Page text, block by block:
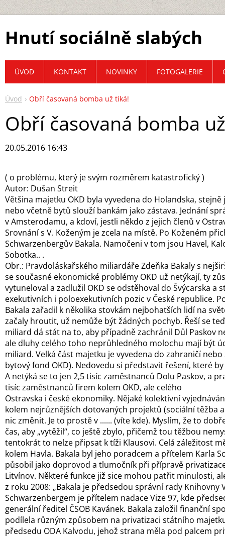
Hnutí sociálně slabých
Úvod Obří časovaná bomba už tiká!
Obří časovaná bomba
20.05.2016 16:43
( o problému, který je svým rozměrem katastrofický )
Autor: Dušan Streit
Většina majetku OKD byla vyvedena do Holandska,
nebo včetně bytů slouží bankám jako zástava. Jednání
v Amsterodamu, a kdoví, jestli někdo z jejich členů v
Srovnání s V. Koženým je zcela na místě. Po Koženém
Schwarzenbergův Bakala. Namočeni v tom jsou Havel,
Sobotka.. .
Obr.: Pravdoláskařského miliardáře Zdeňka Bakaly s
se současné ekonomické problémy OKD už netýkají, ty
vytuneloval a zadlužil OKD se odstěhoval do Švýcarska a
exekutivních i poloexekutivních pozic v České republice.
Bakala zařadil k několika stovkám nejbohatších lidí na
začaly hroutit, už nemůže být žádných pochyb. Řeší se
miliard dá stát na to, aby případně zachránil Důl Paskov
ale dluhy celého toho neprůhledného molochu mají být
miliard. Velká část majetku je vyvedena do zahraničí
bytový fond OKD). Nedovedu si představit řešení, které
A netýká se to jen 2,5 tisíc zaměstnanců Dolu Paskov, a
tisíc zaměstnanců firem kolem OKD, ale celého
Ostravska i české ekonomiky. Nějaké kolektivní
kolem nejrůznějších dotovaných projektů (sociální těžba
nic změnit. Je to prostě v ...... (víte kde). Myslím, že to
čas, aby „vytěžil“, co ještě zbylo, přičemž tou těžbou
tentokrát to nelze připsat k tíži Klausovi. Celá záležitost
kolem Havla. Bakala byl jeho poradcem a přítelem Karla
působil jako doprovod a tlumočník při přípravě
Litvínov. Některé funkce již sice mohou patřit minulosti,
z roku 2008: „Bakala je předsedou správní rady Knihovny
Schwarzenbergem je přítelem nadace Vize 97, kde
generální ředitel ČSOB Kavánek. Bakala založil finanční
podílela různým způsobem na privatizaci státního
předsedu ODA Kalvodu, jehož strana měla pod palcem
ÚVOD KONTAKT NOVINKY FOTOGALERIE